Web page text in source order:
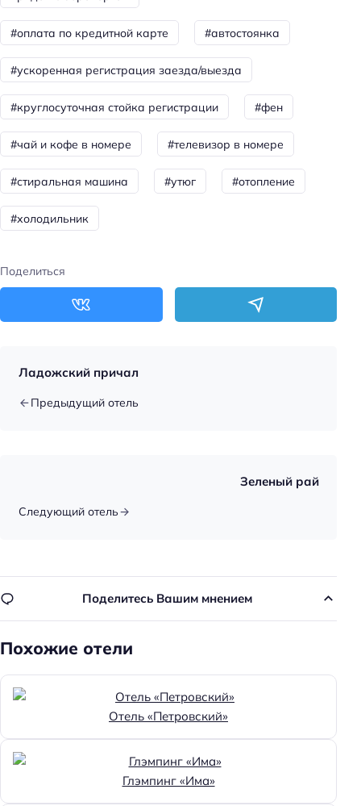
Способ оплаты: СБП
Способ оплаты: оплата картой
Способ оплаты: наличными
Способ оплаты: онлайн
Цена номера (ночь): 2800–4800 ₽/ночь
Доступность
Доступность входа на инвалидной коляске:
недоступно
Бесплатная
Парковка
#оплата по кредитной карте #автостоянка
#ускоренная регистрация заезда/выезда
#круглосуточная стойка регистрации #фен
#чай и кофе в номере #телевизор в номере
#стиральная машина #утюг #отопление
#холодильник
Поделиться
Ладожский причал
Предыдущий отель
Зеленый рай
Следующий отель
Поделитесь Вашим мнением
Похожие отели
Отель «Петровский»
Глэмпинг «Има»